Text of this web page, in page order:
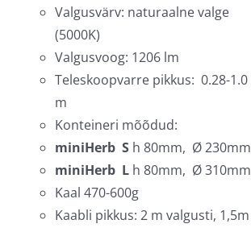
Valgusvärv: naturaalne valge
(5000K)
Valgusvoog: 1206 lm
Teleskoopvarre pikkus: 0.28-1.0
m
Konteineri mõõdud:
miniHerb S h 80mm, Ø 230mm
miniHerb L h 80mm, Ø 310mm
Kaal 470-600g
Kaabli pikkus: 2 m valgusti, 1,5m